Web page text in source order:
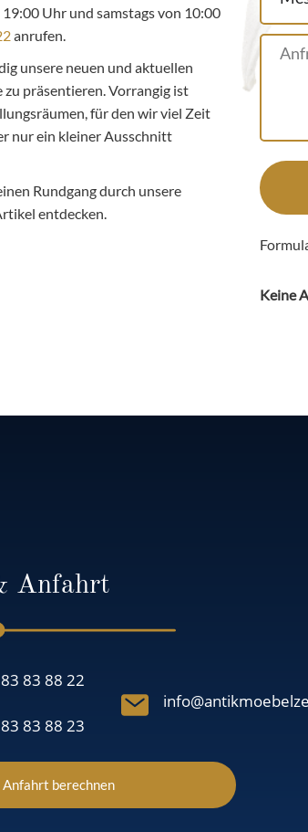
Uhr und samstags von 10:00
anrufen.
unsere neuen und aktuellen
präsentieren. Vorrangig ist
für den wir viel Zeit
nur ein kleiner Ausschnitt
Rundgang durch unsere
entdecken.
Keine
Anfahrt
83 88 22
83 88 23
Anfahrt berechnen